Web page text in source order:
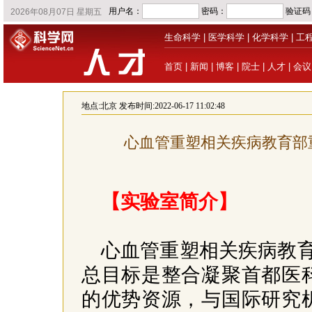
生命科学 医学科学 化学科学 工
首页 新闻 博客 院士 人才 会议
地点:北京发布时间:2022-06-17 11:02:48
心血管重塑相关疾病教育
【实验室简介】
心血管重塑相关疾病教
总目标是整合凝聚首都医
的优势资源，与国际研究